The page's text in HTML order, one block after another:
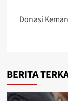
Donasi
BERITA